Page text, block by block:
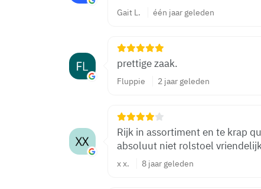
Gait L.
één jaar geleden
prettige zaak.
Fluppie 2 jaar geleden
Rijk in assortiment en te krap
absoluut niet rolstoel
x x. 8 jaar geleden